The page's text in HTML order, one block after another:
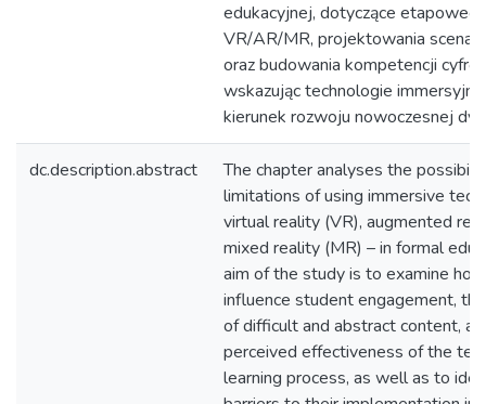
edukacyjnej, dotyczące
VR/AR/MR, projektowania
oraz budowania kompetencji
wskazując technologie
kierunek rozwoju nowoczesnej
dc.description.abstract
The chapter analyses the
limitations of using immersive
virtual reality (VR), augmented
mixed reality (MR) – in formal
aim of the study is to examine
influence student engagement,
of difficult and abstract content,
perceived effectiveness of the
learning process, as well as to